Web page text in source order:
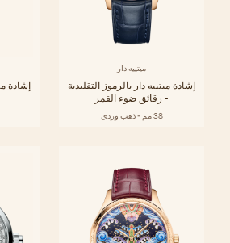
ميتييه دار
إشادة ميتييه دار بالرموز التقليدية
- رقائق ضوء القمر
38 مم - ذهب وردي
إشادة